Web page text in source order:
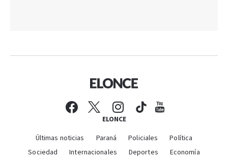
ELONCE
Últimas noticias Paraná Policiales
Política
Sociedad
Internacionales Deportes
Economía